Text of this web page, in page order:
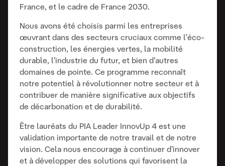
France, et le cadre de France 2030.
Nous avons été choisis parmi les entreprises
œuvrant dans des secteurs cruciaux comme l'éco-
construction, les énergies vertes, la mobilité
durable, l'industrie du futur, et bien d'autres
domaines de pointe. Ce programme reconnaît
notre potentiel à révolutionner notre secteur et à
contribuer de manière significative aux objectifs
de décarbonation et de durabilité.
Être lauréats du PIA Leader InnovUp 4 est une
validation importante de notre travail et de notre
vision. Cela nous encourage à continuer d'innover
et à développer des solutions qui favorisent la